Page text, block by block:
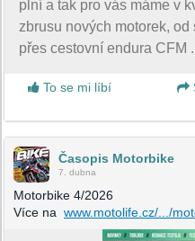
plní a tak pro vás máme v
zbrusu nových motorek,
přes cestovní endura CFM
To se mi líbí
Časopis Motorbike
7. dubna
Motorbike 4/2026
Více na www.motolife.cz/.../